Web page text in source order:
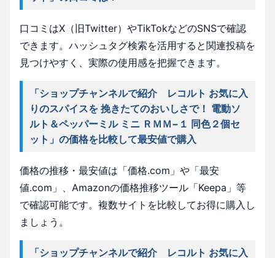
口コミはX（旧Twitter）やTikTokなどのSNSで確認
できます。ハッシュタグ検索を活用すると関連投稿を
見つけやすく、実際の使用感を把握できます。
「ショップチャンネルで紹介 レコルト お気に入
りのスパイスを 挽きたてのおいしさで！ 電動ソ
ルト＆ペッパーミル ミニ ＲＭＭ−１ 同色２個セ
ット」の価格を比較して最安値で購入
価格の推移・最安値は「価格.com」や「最安
値.com」、Amazonの価格推移ツール「Keepa」等
で確認可能です。複数サイトを比較してお得に購入し
ましょう。
「ショップチャンネルで紹介 レコルト お気に入